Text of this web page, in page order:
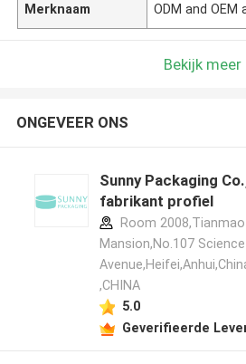
Merknaam ODM and OEM
Bekijk meer
ONGEVEER ONS
Sunny Packaging
fabrikant profiel
Room 2008,Tianmao
Mansion,No.107 Science
,CHINA
5.0
Geverifieerde